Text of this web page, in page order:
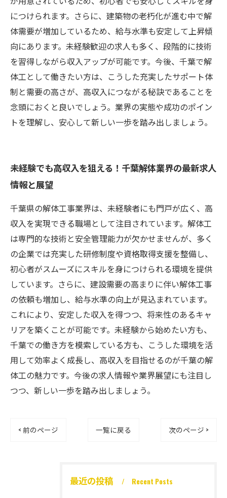
につけられます。さらに、建築物の老朽化が進む中で解
体需要が増加しているため、給与水準も安定して上昇傾
向にあります。未経験歓迎の求人も多く、段階的に技術
を習得しながら収入アップが可能です。今後、千葉で解
体工として働きたい方は、こうした充実したサポート体
制と需要の高さが、高収入につながる秘訣であることを
念頭におくと良いでしょう。業界の実態や成功のポイン
トを理解し、安心して新しい一歩を踏み出しましょう。
未経験でも高収入を狙える！千葉解体業界の最新求人
情報と展望
千葉県の解体工事業界は、未経験者にも門戸が広く、高
収入を実現できる職場として注目されています。解体工
は専門的な技術と安全管理能力が欠かせませんが、多く
の企業では充実した研修制度や資格取得支援を整備し、
初心者がスムーズにスキルを身につけられる環境を提供
しています。さらに、建設需要の高まりに伴い解体工事
の依頼も増加し、給与水準の向上が見込まれています。
これにより、安定した収入を得つつ、将来性のあるキャ
リアを築くことが可能です。未経験から始めたい方も、
千葉での働き方を模索している方も、こうした環境を活
用して効率よく成長し、高収入を目指せるのが千葉の解
体工の魅力です。今後の求人情報や業界展望にも注目し
つつ、新しい一歩を踏み出しましょう。
< 前のページ 一覧に戻る 次のページ >
最近の投稿 Recent Posts